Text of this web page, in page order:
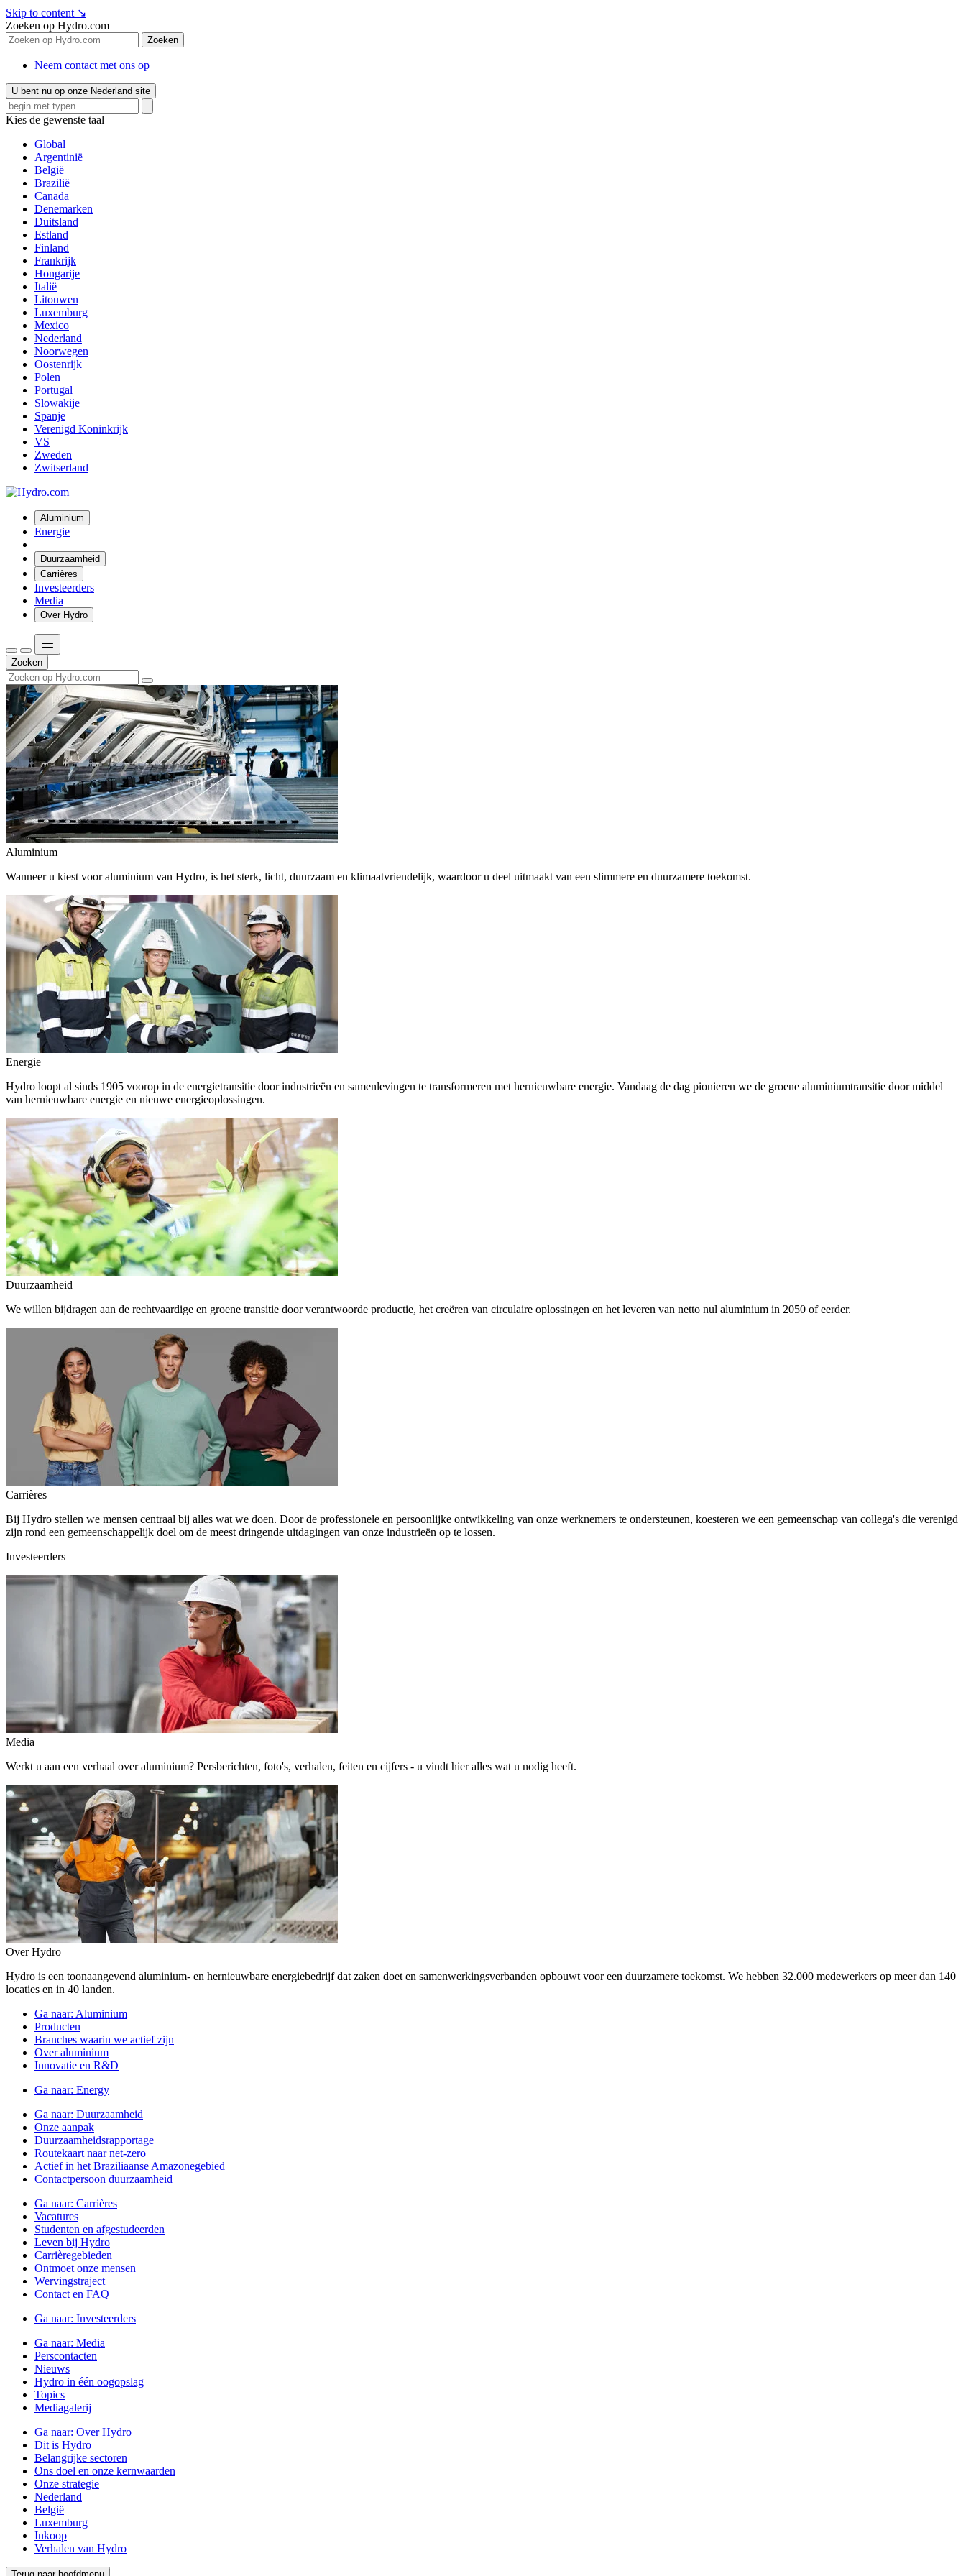
Skip to content ↘
Zoeken op Hydro.com
Zoeken
Neem contact met ons op
U bent nu op onze Nederland site
Kies de gewenste taal
Global
Argentinië
België
Brazilië
Canada
Denemarken
Duitsland
Estland
Finland
Frankrijk
Hongarije
Italië
Litouwen
Luxemburg
Mexico
Nederland
Noorwegen
Oostenrijk
Polen
Portugal
Slowakije
Spanje
Verenigd Koninkrijk
VS
Zweden
Zwitserland
Aluminium
Energie
Duurzaamheid
Carrières
Investeerders
Media
Over Hydro
Zoeken
Aluminium
Wanneer u kiest voor aluminium van Hydro, is het sterk, licht, duurzaam en klimaatvriendelijk, waardoor u deel uitmaakt van een slimmere en duurzamere toekomst.
Energie
Hydro loopt al sinds 1905 voorop in de energietransitie door industrieën en samenlevingen te transformeren met hernieuwbare energie. Vandaag de dag pionieren we de groene aluminiumtransitie door middel
van hernieuwbare energie en nieuwe energieoplossingen.
Duurzaamheid
We willen bijdragen aan de rechtvaardige en groene transitie door verantwoorde productie, het creëren van circulaire oplossingen en het leveren van netto nul aluminium in 2050 of eerder.
Carrières
Bij Hydro stellen we mensen centraal bij alles wat we doen. Door de professionele en persoonlijke ontwikkeling van onze werknemers te ondersteunen, koesteren we een gemeenschap van collega's die verenigd
zijn rond een gemeenschappelijk doel om de meest dringende uitdagingen van onze industrieën op te lossen.
Investeerders
Media
Werkt u aan een verhaal over aluminium? Persberichten, foto's, verhalen, feiten en cijfers - u vindt hier alles wat u nodig heeft.
Over Hydro
Hydro is een toonaangevend aluminium- en hernieuwbare energiebedrijf dat zaken doet en samenwerkingsverbanden opbouwt voor een duurzamere toekomst. We hebben 32.000 medewerkers op meer dan 140
locaties en in 40 landen.
Ga naar: Aluminium
Producten
Branches waarin we actief zijn
Over aluminium
Innovatie en R&D
Ga naar: Energy
Ga naar: Duurzaamheid
Onze aanpak
Duurzaamheidsrapportage
Routekaart naar net-zero
Actief in het Braziliaanse Amazonegebied
Contactpersoon duurzaamheid
Ga naar: Carrières
Vacatures
Studenten en afgestudeerden
Leven bij Hydro
Carrièregebieden
Ontmoet onze mensen
Wervingstraject
Contact en FAQ
Ga naar: Investeerders
Ga naar: Media
Perscontacten
Nieuws
Hydro in één oogopslag
Topics
Mediagalerij
Ga naar: Over Hydro
Dit is Hydro
Belangrijke sectoren
Ons doel en onze kernwaarden
Onze strategie
Nederland
België
Luxemburg
Inkoop
Verhalen van Hydro